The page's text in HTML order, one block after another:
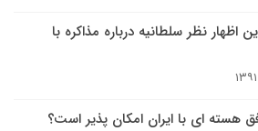
اظهار نظر سلطانیه درباره مذاکره با
هسته ای با ایران امکان پذیر است؟